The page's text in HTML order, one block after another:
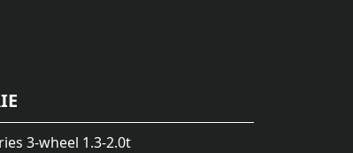
3-wheel 1.3-2.0t